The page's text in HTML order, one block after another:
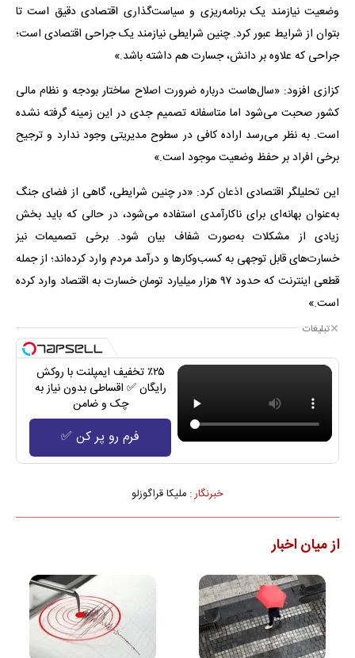
وضعیت نیازمند یک برنامه‌ریزی و سیاست‌گذاری اقتصادی دقیق است تا
بتوان از شرایط عبور کرد. چنین شرایطی نیازمند یک جراحی اقتصادی است؛
جراحی‌ که علاوه بر دانش، جسارت هم داشته باشد.»
کزازی افزود: «سال‌هاست درباره ضرورت اصلاح ساختار بودجه و نظام مالی
کشور صحبت می‌شود اما متاسفانه تصمیم جدی در این زمینه گرفته نشده
است. به نظر می‌رسد اراده کافی در سطوح مدیریتی وجود ندارد و ترجیح
برخی افراد بر حفظ وضعیت موجود است.»
این تحلیلگر اقتصادی اذعان کرد: «در چنین شرایطی، گاهی از فضای جنگ
به‌عنوان بهانه‌ای برای ناکارآمدی استفاده می‌شود، در حالی که باید بخش
زیادی از مشکلات به‌صورت شفاف بیان شود. برخی تصمیمات نیز
خسارت‌های قابل توجهی به کسب‌وکارها و درآمد مردم وارد کرده‌اند؛ از جمله
قطعی اینترنت که حدود ۹۷ هزار میلیارد تومان خسارت به اقتصاد وارد کرده
است.»
تبلیغات
٪۲۵ تخفیف ایمپلنت با روکش
رایگان ✅ اقساطی بدون نیاز به
چک و ضامن
فرم رو پر کن ✅
خبرنگار : ملیکا قراگوزلو
از میان اخبار